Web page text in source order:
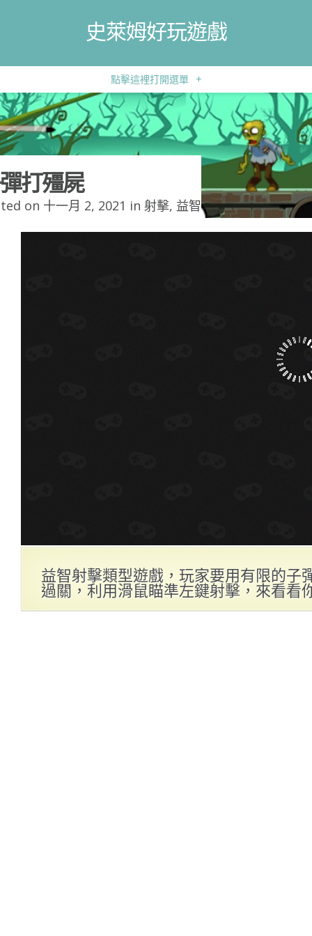
史萊姆好玩遊戲
點擊這裡打開選單 +
打殭屍
on 十一月 2, 2021 in 射擊, 益智
益智射擊類型遊戲，玩家要用有限的子
過關，利用滑鼠瞄準左鍵射擊，來看看